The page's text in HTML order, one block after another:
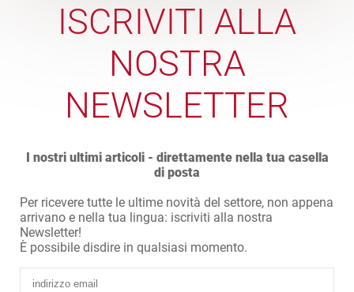
ISCRIVITI ALLA
NOSTRA
NEWSLETTER
I nostri ultimi articoli - direttamente nella tua casella
di posta
Per ricevere tutte le ultime novità del settore, non appena
arrivano e nella tua lingua: iscriviti alla nostra
Newsletter!
È possibile disdire in qualsiasi momento.